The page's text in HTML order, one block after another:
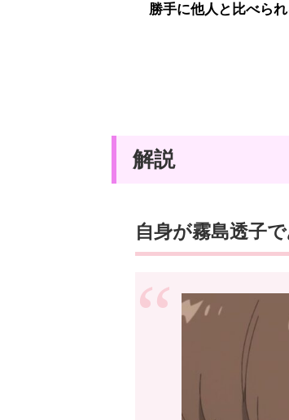
勝手に他人と比べられ
解説
自身が霧島透子